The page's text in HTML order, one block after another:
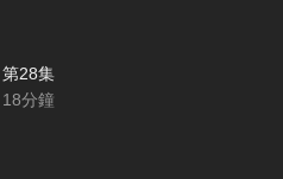
第28集
18分鐘